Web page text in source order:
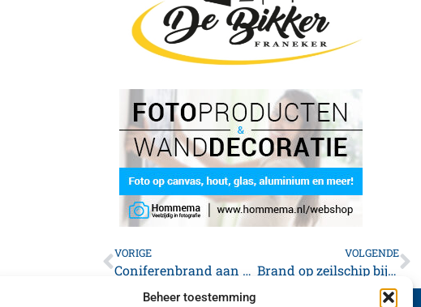
Beheer toestemming
VORIGE
Coniferenbrand aan de Pallasbaan in Franeker snel onder controle
VOLGENDE
Brand op zeilschip bij Harlingen snel onder controle